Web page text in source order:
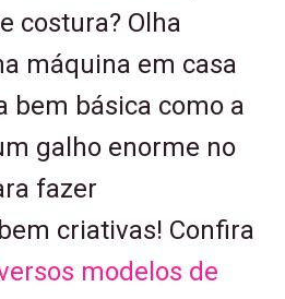
costura? Olha
máquina em casa
bem básica como a
galho enorme no
fazer
criativas! Confira
modelos de